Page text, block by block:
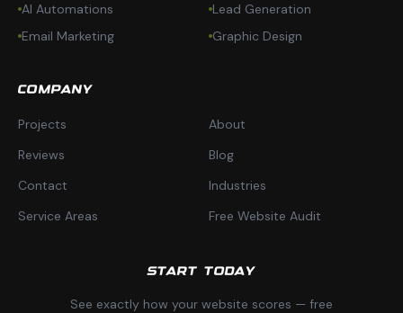
AI Automations
Lead Generation
Email Marketing
Graphic Design
COMPANY
Projects
About
Reviews
Blog
Contact
Industries
Service Areas
Free Website Audit
START TODAY
See exactly how your website scores — free